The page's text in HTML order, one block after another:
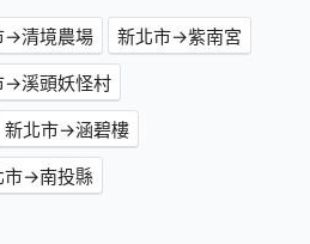
→清境農場
新北市→紫南宮
→溪頭妖怪村
新北市→涵碧樓
市→南投縣